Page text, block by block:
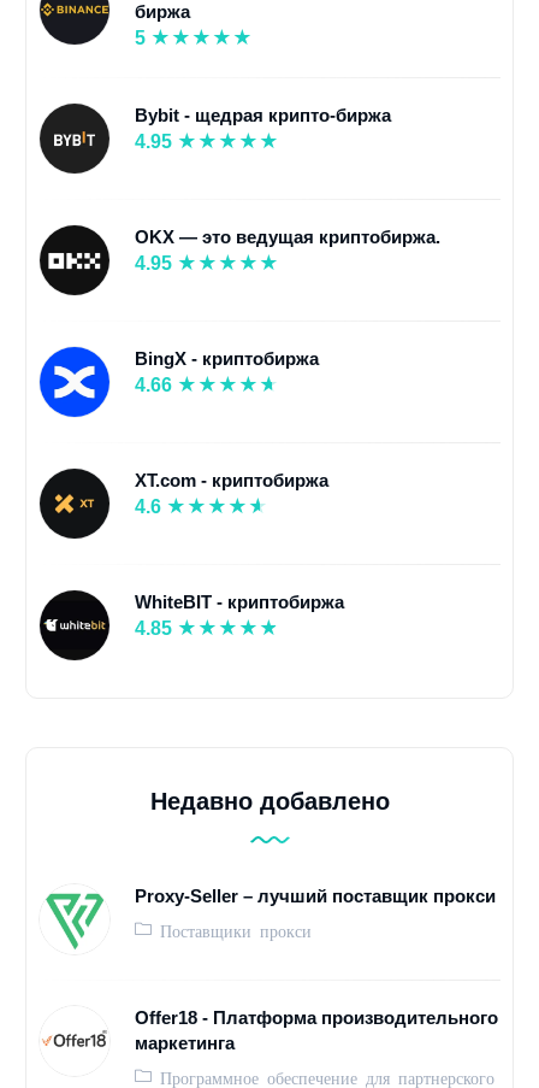
биржа
5
Bybit - щедрая крипто-биржа
4.95
OKX — это ведущая криптобиржа.
4.95
BingX - криптобиржа
4.66
XT.com - криптобиржа
4.6
WhiteBIT - криптобиржа
4.85
Недавно добавлено
Proxy-Seller – лучший поставщик прокси
Поставщики прокси
Offer18 - Платформа производительного
маркетинга
Программное обеспечение для партнерского